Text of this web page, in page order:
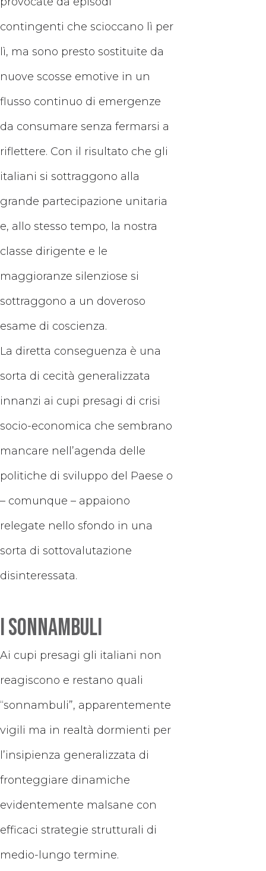
contingenti che scioccano lì per
lì, ma sono presto sostituite da
nuove scosse emotive in un
flusso continuo di emergenze
da consumare senza fermarsi a
riflettere. Con il risultato che gli
italiani si sottraggono alla
grande partecipazione unitaria
e, allo stesso tempo, la nostra
classe dirigente e le
maggioranze silenziose si
sottraggono a un doveroso
esame di coscienza.
La diretta conseguenza è una
sorta di cecità generalizzata
innanzi ai cupi presagi di crisi
socio-economica che sembrano
mancare nell’agenda delle
politiche di sviluppo del Paese o
– comunque – appaiono
relegate nello sfondo in una
sorta di sottovalutazione
disinteressata.
I sonnambuli
Ai cupi presagi gli italiani non
reagiscono e restano quali
“sonnambuli”, apparentemente
vigili ma in realtà dormienti per
l’insipienza generalizzata di
fronteggiare dinamiche
evidentemente malsane con
efficaci strategie strutturali di
medio-lungo termine.